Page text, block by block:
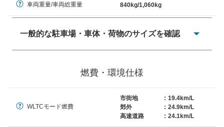
車両重量/車両総重量 840kg/1,060kg
一般的な駐車場・車体・荷物のサイズを確認
× 長さ 5,000mm 車路幅 5,000mmというサイズが標準値
燃費・環境仕様
WLTCモード燃費
市街地 : 19.4km/L
郊外
: 24.9km/L
高速道路
: 24.1km/L